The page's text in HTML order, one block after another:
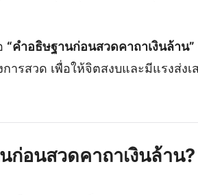
“คำอธิษฐานก่อนสวดคาถาเงินล้าน”
ารสวด เพื่อให้จิตสงบและมีแรงส่ง
ก่อนสวดคาถาเงินล้าน?